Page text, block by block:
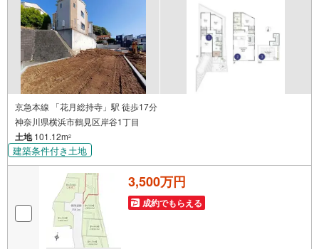
京急本線 「花月総持寺」駅 徒歩17分
神奈川県横浜市鶴見区岸谷1丁目
土地101.12m2
建築条件付き土地
3,500万円
成約でもらえる